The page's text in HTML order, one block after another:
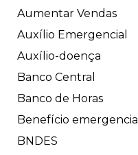
Aumentar Vendas
Auxílio Emergencial
Auxílio-doença
Banco Central
Banco de Horas
Benefício emergencial
BNDES